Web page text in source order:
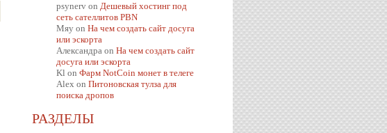
psynerv on Дешевый хостинг под
сеть сателлитов PBN
Мяу on На чем создать сайт досуга
или эскорта
Александра on На чем создать сайт
досуга или эскорта
Kl on Фарм NotCoin монет в телеге
Alex on Питоновская тулза для
поиска дропов
РАЗДЕЛЫ